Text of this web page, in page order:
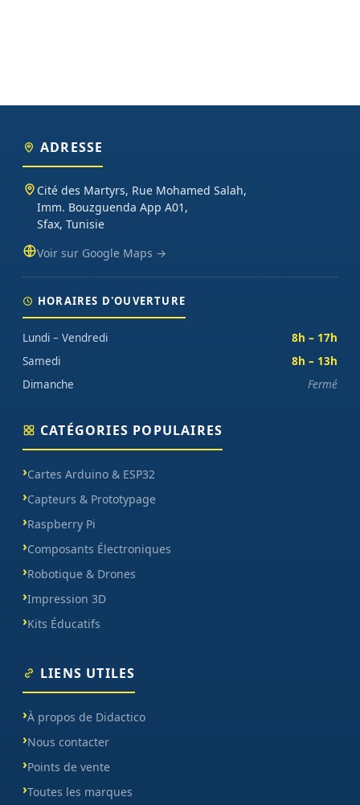
ADRESSE
Cité des Martyrs, Rue Mohamed Salah,
Imm. Bouzguenda App A01,
Sfax, Tunisie
Voir sur Google Maps →
HORAIRES D'OUVERTURE
Lundi – Vendredi
8h – 17h
Samedi
8h – 13h
Dimanche
Fermé
CATÉGORIES POPULAIRES
Cartes Arduino & ESP32
Capteurs & Prototypage
Raspberry Pi
Composants Électroniques
Robotique & Drones
Impression 3D
Kits Éducatifs
LIENS UTILES
À propos de Didactico
Nous contacter
Points de vente
Toutes les marques